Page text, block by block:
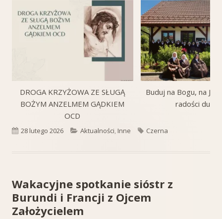
DROGA KRZYŻOWA ZE SŁUGĄ
BOŻYM ANZELMEM GĄDKIEM
OCD
Buduj na Bogu, na
radości
Opublikowano
28 lutego 2026 Kategorie
Aktualności, Inne Tagi
Czerna
Wakacyjne spotkanie sióstr z
Burundi i Francji z Ojcem
Założycielem